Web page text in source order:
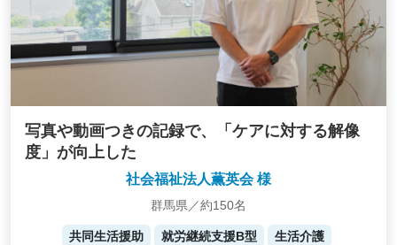
写真や動画つきの記録で、「ケアに対する解像
度」が向上した
社会福祉法人薫英会 様
群馬県／約150名
共同生活援助 就労継続支援B型
生活介護